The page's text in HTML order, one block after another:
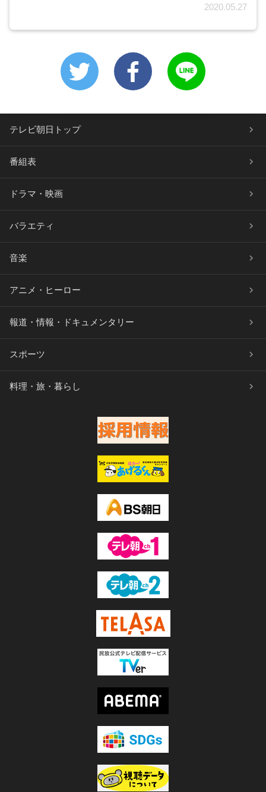
2020.05.27
テレビ朝日トップ
番組表
ドラマ・映画
バラエティ
音楽
アニメ・ヒーロー
報道・情報・ドキュメンタリー
スポーツ
料理・旅・暮らし